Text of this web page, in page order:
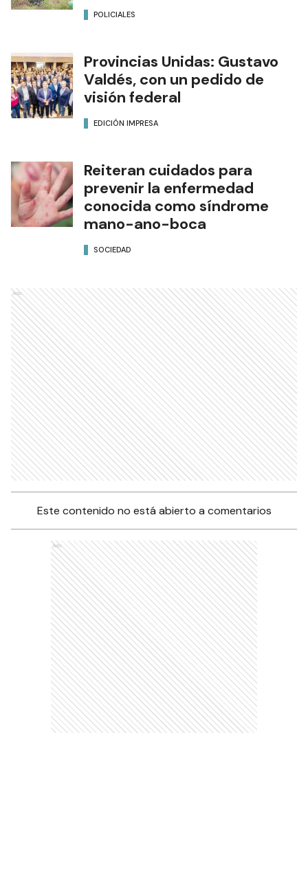
POLICIALES
Provincias Unidas: Gustavo
Valdés, con un pedido de
visión federal
EDICIÓN IMPRESA
Reiteran cuidados para
prevenir la enfermedad
conocida como síndrome
mano-ano-boca
SOCIEDAD
Ads
Este contenido no está abierto a comentarios
Ads